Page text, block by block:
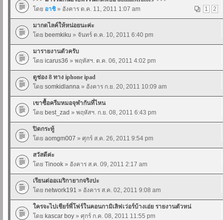
1
2
โดย อาชิ » อังคาร ต.ค. 11, 2011 1:07 am
มากดไลค์ให้หน่อยนะค่ะ
โดย beemkiku » จันทร์ ต.ค. 10, 2011 6:40 pm
มารายงานตัวครับ
โดย icarus36 » พฤหัสฯ. ต.ค. 06, 2011 4:02 pm
ดูช่อง 8 ทาง iphone ipad
โดย somkidlanna » อังคาร ก.ย. 20, 2011 10:09 am
เขาซื้อครีมหมอจุฬากันที่ไหน
โดย best_zad » พฤหัสฯ. ก.ย. 08, 2011 6:43 pm
ปิดกระทู้
โดย aomgm007 » ศุกร์ ส.ค. 26, 2011 9:54 pm
สวัสดีค่ะ
โดย Tinook » อังคาร ส.ค. 09, 2011 2:17 am
เรียนต่ออเมริกายากจริงปะ
โดย network191 » อังคาร ส.ค. 02, 2011 9:08 am
ใครจะไปเชียร์พี่โฟร์ในคอนกามิเลิฟเว่อร์บ้างเอ่ย รายงานตัวหน่
โดย kascar boy » ศุกร์ ก.ค. 08, 2011 11:55 pm